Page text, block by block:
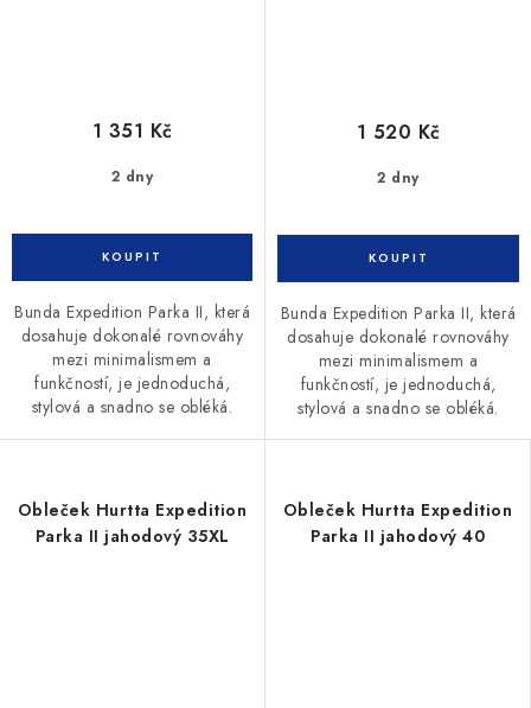
2 dny
1 351 Kč
Bunda Expedition Parka II, která
dosahuje dokonalé rovnováhy
mezi minimalismem a
funkčností, je jednoduchá,
stylová a snadno se obléká.
2 dny
1 520 Kč
Bunda Expedition Parka II, která
dosahuje dokonalé rovnováhy
mezi minimalismem a
funkčností, je jednoduchá,
stylová a snadno se obléká.
Obleček Hurtta Expedition
Parka II jahodový 35XL
Obleček Hurtta Expedition
Parka II jahodový 40